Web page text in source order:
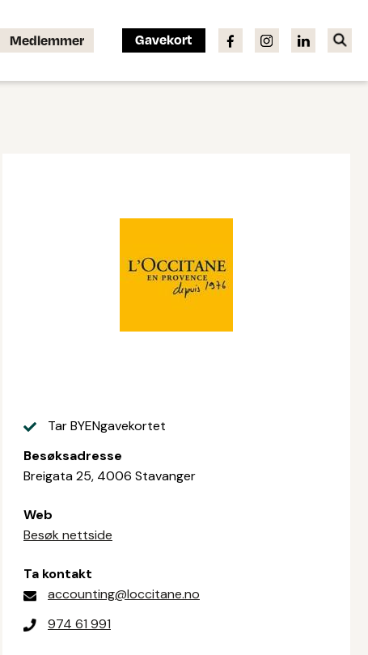
Medlemmer Gavekort
Tar BYENgavekortet
Besøksadresse
Breigata 25, 4006 Stavanger
Web
Besøk nettside
Ta kontakt
accounting@loccitane.no
974 61 991